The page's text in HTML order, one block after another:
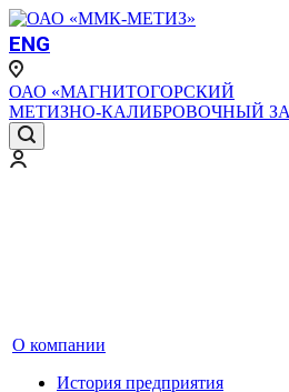
ENG
ОАО «МАГНИТОГОРСКИЙ
МЕТИЗНО-КАЛИБРОВОЧНЫЙ
О компании
История предприятия